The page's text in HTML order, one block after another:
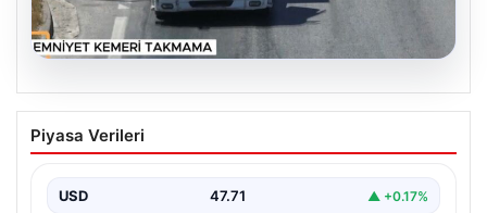
06.08.2026
Otoyolda dron destekli denetim: Bin
123 araca ceza
Piyasa Verileri
USD 47.71 ▲ +0.17%